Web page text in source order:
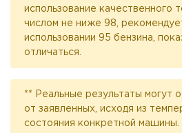
использование качественного
числом не ниже 98,
использовании 95 бензина,
отличаться.
** Реальные результаты могут
от заявленных, исходя из
состояния конкретной машины.